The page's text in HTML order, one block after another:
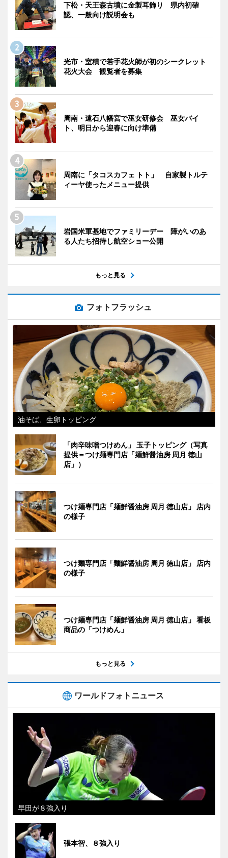
下松・天王森古墳に金製耳飾り 県内初確
認、一般向け説明会も
光市・室積で若手花火師が初のシークレット
花火大会 観覧者を募集
周南・遠石八幡宮で巫女研修会 巫女バイ
ト、明日から迎春に向け準備
周南に「タコスカフェ トト」 自家製トルテ
ィーヤ使ったメニュー提供
岩国米軍基地でファミリーデー 障がいのあ
る人たち招待し航空ショー公開
もっと見る
フォトフラッシュ
油そば、生卵トッピング
「肉辛味噌つけめん」 玉子トッピング（写真
提供＝つけ麺専門店「麺鮮醤油房 周月 徳山
店」）
つけ麺専門店「麺鮮醤油房 周月 徳山店」 店内
の様子
つけ麺専門店「麺鮮醤油房 周月 徳山店」 店内
の様子
つけ麺専門店「麺鮮醤油房 周月 徳山店」 看板
商品の「つけめん」
もっと見る
ワールドフォトニュース
早田が８強入り
張本智、８強入り